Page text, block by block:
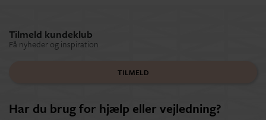
Tilmeld kundeklub
Få nyheder og inspiration
TILMELD
Har du brug for hjælp eller vejledning?